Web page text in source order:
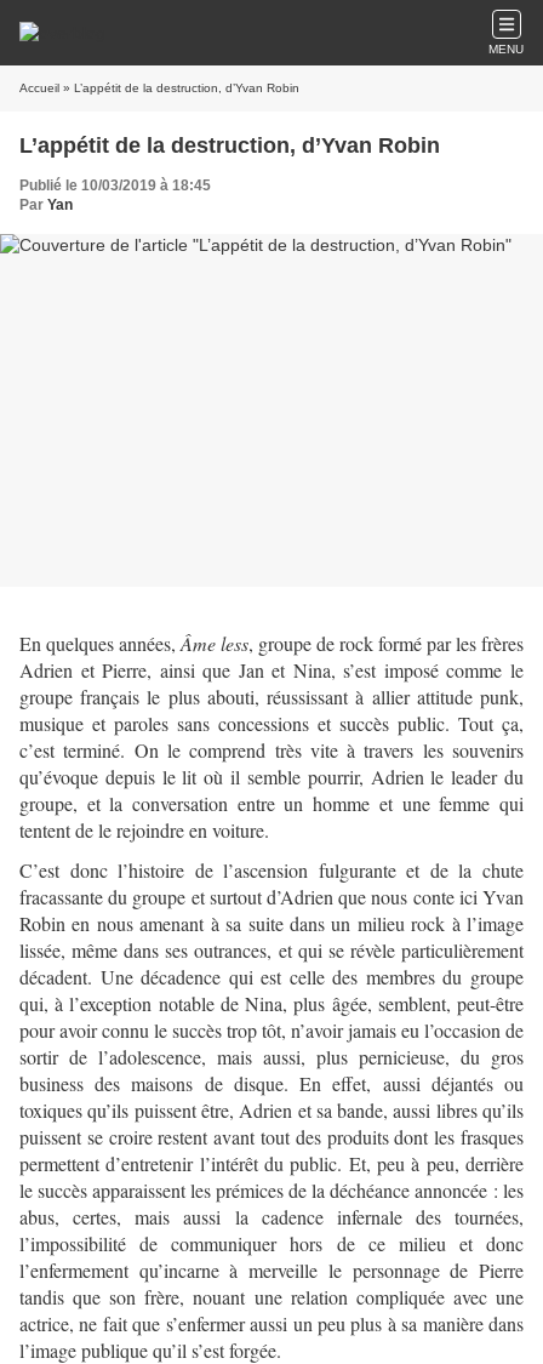
MENU
Accueil » L’appétit de la destruction, d’Yvan Robin
L’appétit de la destruction, d’Yvan Robin
Publié le 10/03/2019 à 18:45
Par Yan
En quelques années, Âme less, groupe de rock formé par les frères
Adrien et Pierre, ainsi que Jan et Nina, s’est imposé comme le
groupe français le plus abouti, réussissant à allier attitude punk,
musique et paroles sans concessions et succès public. Tout ça,
c’est terminé. On le comprend très vite à travers les souvenirs
qu’évoque depuis le lit où il semble pourrir, Adrien le leader du
groupe, et la conversation entre un homme et une femme qui
tentent de le rejoindre en voiture.
C’est donc l’histoire de l’ascension fulgurante et de la chute
fracassante du groupe et surtout d’Adrien que nous conte ici Yvan
Robin en nous amenant à sa suite dans un milieu rock à l’image
lissée, même dans ses outrances, et qui se révèle particulièrement
décadent. Une décadence qui est celle des membres du groupe
qui, à l’exception notable de Nina, plus âgée, semblent, peut-être
pour avoir connu le succès trop tôt, n’avoir jamais eu l’occasion de
sortir de l’adolescence, mais aussi, plus pernicieuse, du gros
business des maisons de disque. En effet, aussi déjantés ou
toxiques qu’ils puissent être, Adrien et sa bande, aussi libres qu’ils
puissent se croire restent avant tout des produits dont les frasques
permettent d’entretenir l’intérêt du public. Et, peu à peu, derrière
le succès apparaissent les prémices de la déchéance annoncée : les
abus, certes, mais aussi la cadence infernale des tournées,
l’impossibilité de communiquer hors de ce milieu et donc
l’enfermement qu’incarne à merveille le personnage de Pierre
tandis que son frère, nouant une relation compliquée avec une
actrice, ne fait que s’enfermer aussi un peu plus à sa manière dans
l’image publique qu’il s’est forgée.